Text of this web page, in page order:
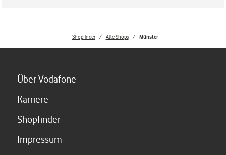
Shopfinder Alle Shops Münster
Über Vodafone
Karriere
ShopfinderLink öffnet in einem neuen Tab
Impressum